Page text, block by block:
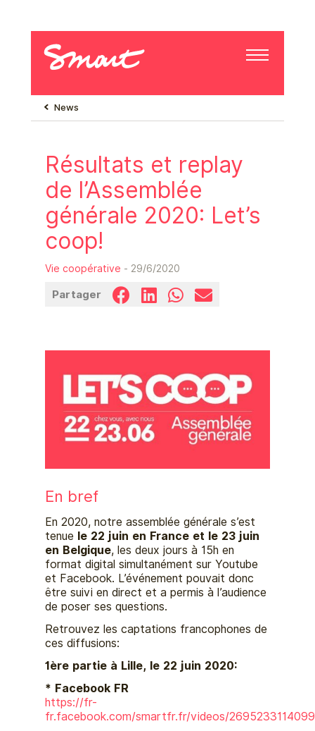
News
Résultats et replay
de l’Assemblée
générale 2020: Let’s
coop!
Vie coopérative - 29/6/2020
Partager
En bref
En 2020, notre assemblée générale s’est
tenue le 22 juin en France et le 23 juin
en Belgique, les deux jours à 15h en
format digital simultanément sur Youtube
et Facebook. L’événement pouvait donc
être suivi en direct et a permis à l’audience
de poser ses questions.
Retrouvez les captations francophones de
ces diffusions:
1ère partie à Lille, le 22 juin 2020:
* Facebook FR
https://fr-
fr.facebook.com/smartfr.fr/videos/